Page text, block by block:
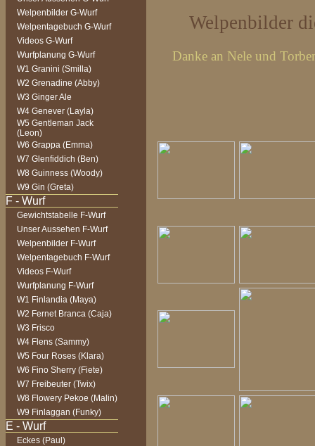
Welpenbilder G-Wurf
Welpentagebuch G-Wurf
Videos G-Wurf
Wurfplanung G-Wurf
W1 Granini (Smilla)
W2 Grenadine (Abby)
W3 Ginger Ale
W4 Genever (Layla)
W5 Gentleman Jack
(Leon)
W6 Grappa (Emma)
W7 Glenfiddich (Ben)
W8 Guinness (Woody)
W9 Gin (Greta)
Gewichtstabelle F-Wurf
Unser Aussehen F-Wurf
Welpenbilder F-Wurf
Welpentagebuch F-Wurf
Videos F-Wurf
Wurfplanung F-Wurf
W1 Finlandia (Maya)
W2 Fernet Branca (Caja)
W3 Frisco
W4 Flens (Sammy)
W5 Four Roses (Klara)
W6 Fino Sherry (Fiete)
W7 Freibeuter (Twix)
W8 Flowery Pekoe (Malin)
W9 Finlaggan (Funky)
Eckes (Paul)
Welpenbilder
Danke an Nele und